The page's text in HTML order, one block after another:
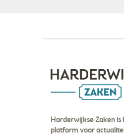
Harderwijkse Zaken is
platform voor